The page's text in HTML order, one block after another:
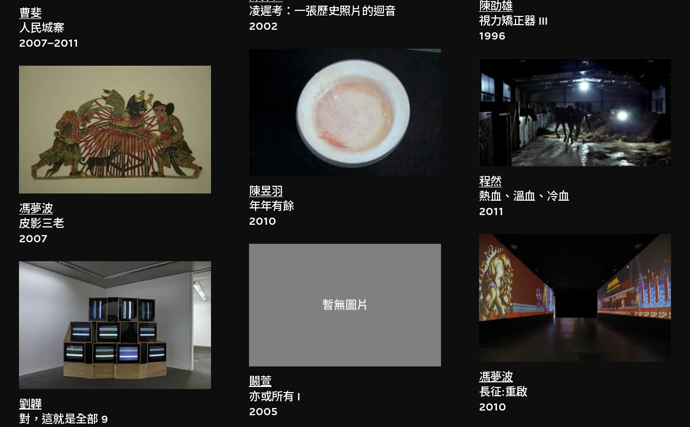
曹斐
人民城寨
2007–2011
馮夢波
皮影三老
2007
劉韡
對，這就是全部 9
凌遲考：一張歷史照片的迴音
2002
陳昱羽
年年有餘
2010
闞萱
亦或所有 I
2005
陳劭雄
視力矯正器 III
1996
程然
熱血、溫血、冷血
2011
馮夢波
長征:重啟
2010